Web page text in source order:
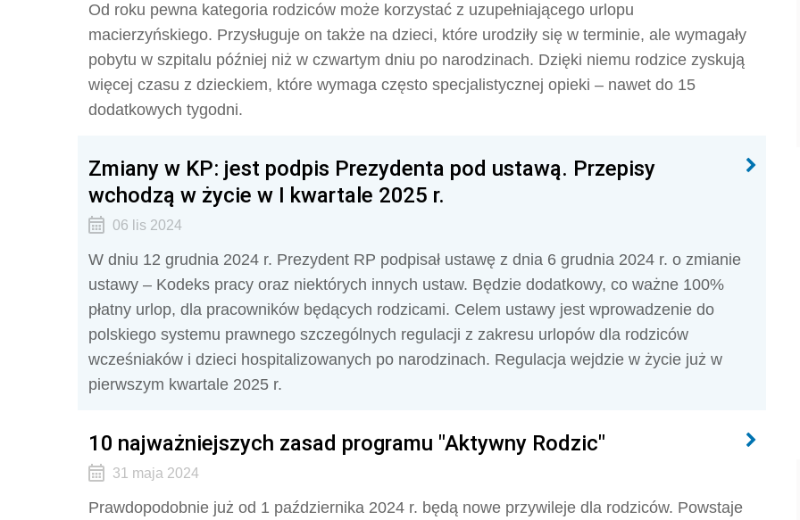
Od roku pewna kategoria rodziców może korzystać z uzupełniającego urlopu
macierzyńskiego. Przysługuje on także na dzieci, które urodziły się w terminie, ale wymagały
pobytu w szpitalu później niż w czwartym dniu po narodzinach. Dzięki niemu rodzice zyskują
więcej czasu z dzieckiem, które wymaga często specjalistycznej opieki – nawet do 15
dodatkowych tygodni.
Zmiany w KP: jest podpis Prezydenta pod ustawą. Przepisy
wchodzą w życie w I kwartale 2025 r.
06 lis 2024
W dniu 12 grudnia 2024 r. Prezydent RP podpisał ustawę z dnia 6 grudnia 2024 r. o zmianie
ustawy – Kodeks pracy oraz niektórych innych ustaw. Będzie dodatkowy, co ważne 100%
płatny urlop, dla pracowników będących rodzicami. Celem ustawy jest wprowadzenie do
polskiego systemu prawnego szczególnych regulacji z zakresu urlopów dla rodziców
wcześniaków i dzieci hospitalizowanych po narodzinach. Regulacja wejdzie w życie już w
pierwszym kwartale 2025 r.
10 najważniejszych zasad programu "Aktywny Rodzic"
31 maja 2024
Prawdopodobnie już od 1 października 2024 r. będą nowe przywileje dla rodziców. Powstaje